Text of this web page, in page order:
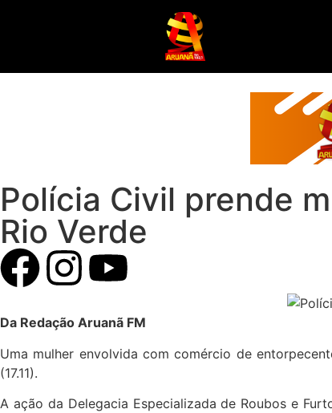
Polícia Civil prende
Rio Verde
Da Redação Aruanã FM
Uma mulher envolvida com comércio de
(17.11).
A ação da Delegacia Especializada de Roubos e